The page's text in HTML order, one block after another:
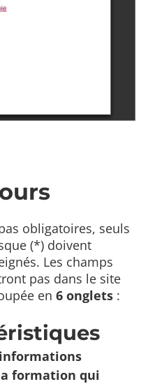
obligatoires, seuls
(*) doivent
Les champs
pas dans le site
en 6 onglets :
formation qui